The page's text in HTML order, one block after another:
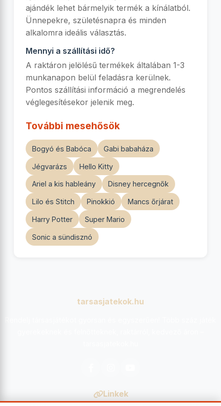
ajándék lehet bármelyik termék a kínálatból.
Ünnepekre, születésnapra és minden
alkalomra ideális választás.
Mennyi a szállítási idő?
A raktáron jelölésű termékek általában 1-3
munkanapon belül feladásra kerülnek.
Pontos szállítási információ a megrendelés
véglegesítésekor jelenik meg.
További mesehősök
Bogyó és Babóca Gabi babaháza
Jégvarázs Hello Kitty
Ariel a kis hableány Disney hercegnők
Lilo és Stitch Pinokkió Mancs őrjárat
Harry Potter Super Mario
Sonic a sündisznó
tarsasjatekok.hu
Linkek